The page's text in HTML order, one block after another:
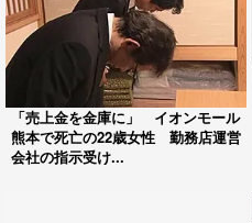
「売上金を金庫に」 イオンモール
熊本で死亡の22歳女性 勤務店運営
会社の指示受け...